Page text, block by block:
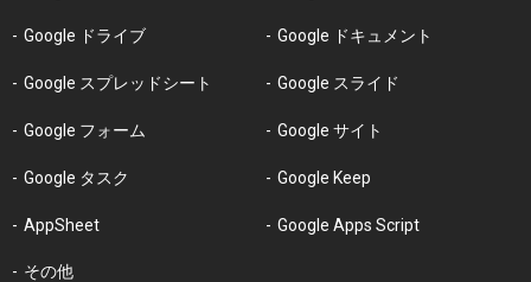
Google ドライブ Google ドキュメント
Google スプレッドシート Google スライド
Google フォーム Google サイト
Google タスク Google Keep
AppSheet Google Apps Script
その他